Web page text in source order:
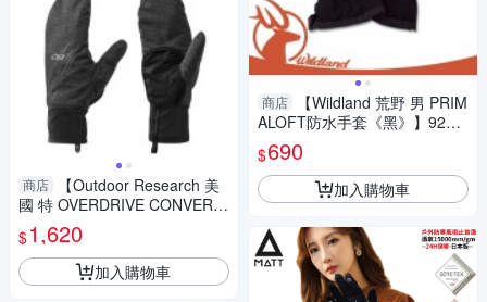
商店
【Outdoor Research 美
國 特 OVERDRIVE CONVERTI
BLE 透氣保暖觸控手套《碳
黑》】254053/防風
$1,620
加入購物車
商店
【Wildland 荒野 男 PRIM
ALOFT防水手套《黑》】9200
2/超細天鵝絨/手心止滑/機車手
套
$690
加入購物車